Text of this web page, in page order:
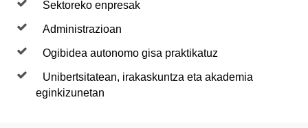
Sektoreko enpresak
Administrazioan
Ogibidea autonomo gisa praktikatuz
Unibertsitatean, irakaskuntza eta akademia
eginkizunetan